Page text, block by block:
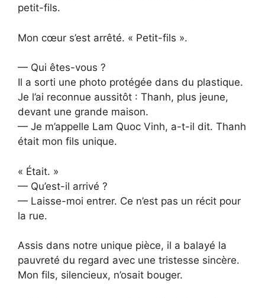
petit-fils.
Mon cœur s’est arrêté. « Petit-fils ».
— Qui êtes-vous ?
Il a sorti une photo protégée dans du plastique.
Je l’ai reconnue aussitôt : Thanh, plus jeune,
devant une grande maison.
— Je m’appelle Lam Quoc Vinh, a-t-il dit. Thanh
était mon fils unique.
« Était. »
— Qu’est-il arrivé ?
— Laisse-moi entrer. Ce n’est pas un récit pour
la rue.
Assis dans notre unique pièce, il a balayé la
pauvreté du regard avec une tristesse sincère.
Mon fils, silencieux, n’osait bouger.